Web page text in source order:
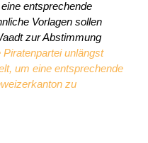
entsprechende
Vorlagen sollen
zur Abstimmung
unlängst
um eine entsprechende
zu